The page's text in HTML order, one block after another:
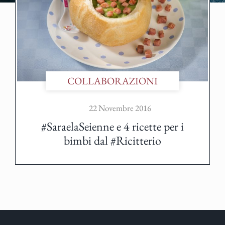
COLLABORAZIONI
22 Novembre 2016
#SaraelaSeienne e 4 ricette per i
bimbi dal #Ricitterio